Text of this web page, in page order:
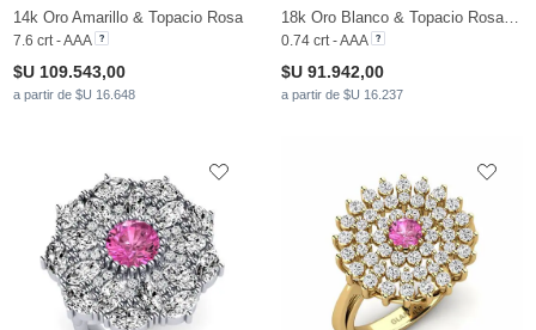
14k Oro Amarillo & Topacio Rosa
7.6 crt - AAA
$U 109.543,00
a partir de $U 16.648
0.74 crt - AAA
$U 91.942,00
a partir de $U 16.237